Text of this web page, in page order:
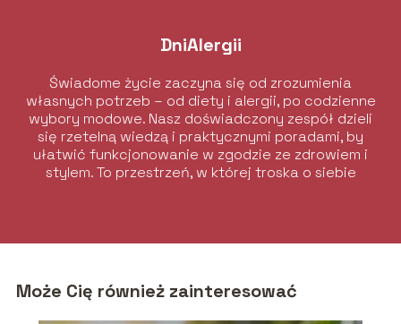
DniAlergii
Świadome życie zaczyna się od zrozumienia
własnych potrzeb – od diety i alergii, po codzienne
wybory modowe. Nasz doświadczony zespół dzieli
się rzetelną wiedzą i praktycznymi poradami, by
ułatwić funkcjonowanie w zgodzie ze zdrowiem i
stylem. To przestrzeń, w której troska o siebie
Może Cię również zainteresować